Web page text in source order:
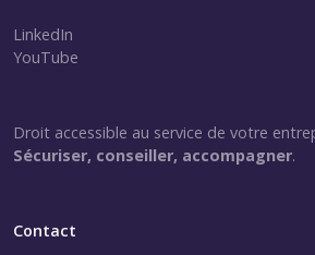
LinkedIn
YouTube
Droit accessible au service de votre
Sécuriser, conseiller, accompagner.
Contact